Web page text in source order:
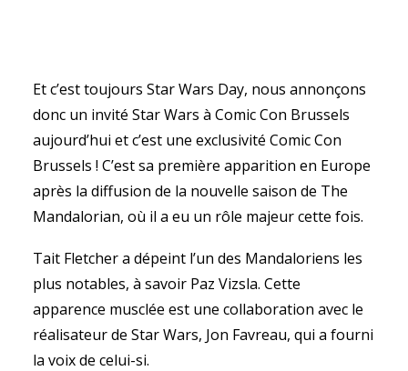
Et c’est toujours Star Wars Day, nous annonçons
donc un invité Star Wars à Comic Con Brussels
aujourd’hui et c’est une exclusivité Comic Con
Brussels ! C’est sa première apparition en Europe
après la diffusion de la nouvelle saison de The
Mandalorian, où il a eu un rôle majeur cette fois.
Tait Fletcher a dépeint l’un des Mandaloriens les
plus notables, à savoir Paz Vizsla. Cette
apparence musclée est une collaboration avec le
réalisateur de Star Wars, Jon Favreau, qui a fourni
la voix de celui-si.